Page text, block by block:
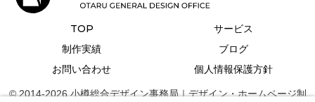
TOP
サービス
制作実績
ブログ
お問い合わせ
個人情報保護方針
© 2014-2026 小樽総合デザイン事務局｜デザイン・ホームページ制